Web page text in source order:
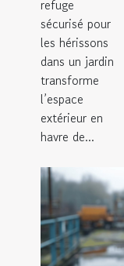
hérissons
dans les
jardins
refuge
sécurisé pour
les hérissons
dans un jardin
transforme
l’espace
extérieur en
havre de...